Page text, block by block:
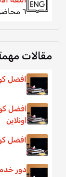
٦ محاضرين
مقالات
افضل
افضل
اونلاين
افضل
دور